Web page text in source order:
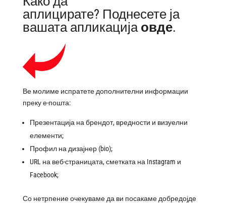
аплицирате? Поднесете ја
вашата апликација овде.
Ве молиме испратете дополнителни информации
преку е-пошта:
Презентација на брендот, вредности и визуелни
елементи;
Профил на дизајнер (bio);
URL на веб-страницата, сметката на Instagram и
Facebook;
Со нетрпение очекуваме да ви посакаме добредојде